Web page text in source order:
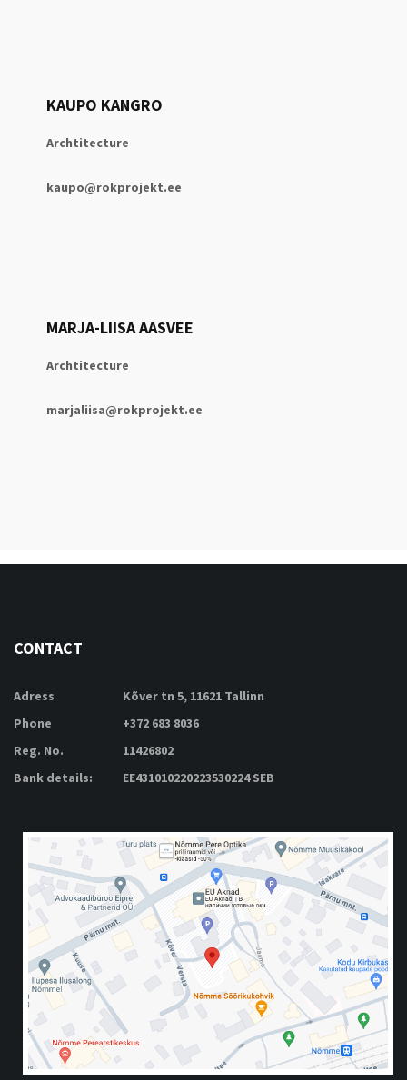
KAUPO KANGRO
Archtitecture
kaupo@rokprojekt.ee
MARJA-LIISA AASVEE
Archtitecture
marjaliisa@rokprojekt.ee
CONTACT
Adress
Kõver tn 5, 11621 Tallinn
Phone
+372 683 8036
Reg. No.
11426802
Bank details:
EE431010220223530224 SEB